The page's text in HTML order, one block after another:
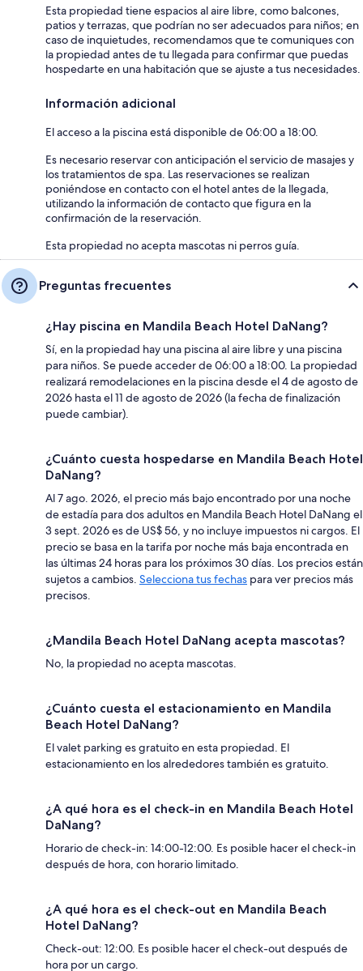
Esta propiedad tiene espacios al aire libre, como balcones,
patios y terrazas, que podrían no ser adecuados para niños; en
caso de inquietudes, recomendamos que te comuniques con
la propiedad antes de tu llegada para confirmar que puedas
hospedarte en una habitación que se ajuste a tus necesidades.
Información adicional
El acceso a la piscina está disponible de 06:00 a 18:00.
Es necesario reservar con anticipación el servicio de masajes y
los tratamientos de spa. Las reservaciones se realizan
poniéndose en contacto con el hotel antes de la llegada,
utilizando la información de contacto que figura en la
confirmación de la reservación.
Esta propiedad no acepta mascotas ni perros guía.
Preguntas frecuentes
¿Hay piscina en Mandila Beach Hotel DaNang?
Sí, en la propiedad hay una piscina al aire libre y una piscina
para niños. Se puede acceder de 06:00 a 18:00. La propiedad
realizará remodelaciones en la piscina desde el 4 de agosto de
2026 hasta el 11 de agosto de 2026 (la fecha de finalización
puede cambiar).
¿Cuánto cuesta hospedarse en Mandila Beach Hotel
DaNang?
Al 7 ago. 2026, el precio más bajo encontrado por una noche
de estadía para dos adultos en Mandila Beach Hotel DaNang el
3 sept. 2026 es de US$ 56, y no incluye impuestos ni cargos. El
precio se basa en la tarifa por noche más baja encontrada en
las últimas 24 horas para los próximos 30 días. Los precios están
sujetos a cambios. Selecciona tus fechas para ver precios más
precisos.
¿Mandila Beach Hotel DaNang acepta mascotas?
No, la propiedad no acepta mascotas.
¿Cuánto cuesta el estacionamiento en Mandila
Beach Hotel DaNang?
El valet parking es gratuito en esta propiedad. El
estacionamiento en los alrededores también es gratuito.
¿A qué hora es el check-in en Mandila Beach Hotel
DaNang?
Horario de check-in: 14:00-12:00. Es posible hacer el check-in
después de hora, con horario limitado.
¿A qué hora es el check-out en Mandila Beach
Hotel DaNang?
Check-out: 12:00. Es posible hacer el check-out después de
hora por un cargo.